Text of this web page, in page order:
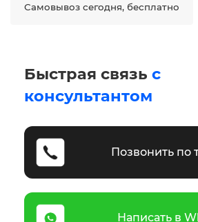
Самовывоз сегодня, бесплатно
Быстрая связь с
консультантом
Позвонить по
Написать в